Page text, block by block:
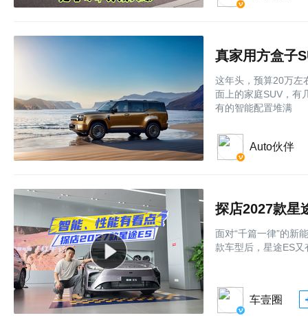
这年头，预算20万左
面上的家庭SUV，有
有的智能配置堆满
Auto伙伴
探店2027款星
面对“千篇一律”的新
款车型后，星途ES又
车壹圈